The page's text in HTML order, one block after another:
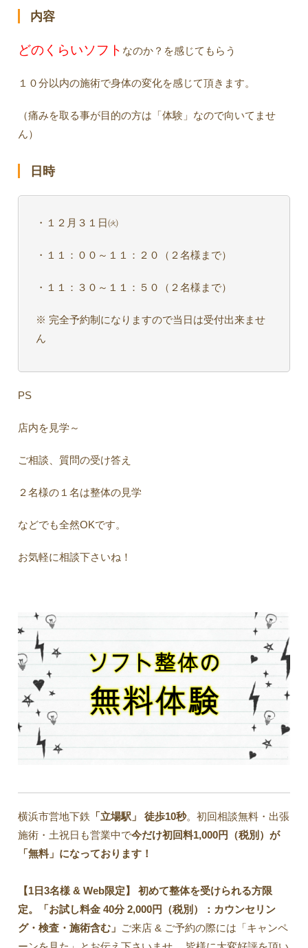
内容
どのくらいソフト なのか？を感じてもらう
１０分以内の施術で身体の変化を感じて頂きます。
（痛みを取る事が目的の方は「体験」なので向いてませ
ん）
日時
・１２月３１日㈫
・１１：００～１１：２０（２名様まで）
・１１：３０～１１：５０（２名様まで）
※ 完全予約制になりますので当日は受付出来ませ
ん
PS
店内を見学～
ご相談、質問の受け答え
２名様の１名は整体の見学
などでも全然OKです。
お気軽に相談下さいね！
横浜市営地下鉄 「立場駅」 徒歩10秒。初回相談無料・出張
施術・土祝日も営業中で今だけ初回料1,000円（税別）が
「無料」になっております！
【1日3名様 & Web限定】 初めて整体を受けられる方限
定。「お試し料金 40分 2,000円（税別）：カウンセリン
グ・検査・施術含む」 ご来店 & ご予約の際には「キャンペ